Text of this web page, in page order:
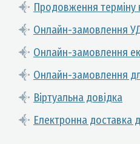
Продовження терміну
Онлайн-замовлення
Онлайн-замовлення
Онлайн-замовлення
Віртуальна довідка
Електронна доставка